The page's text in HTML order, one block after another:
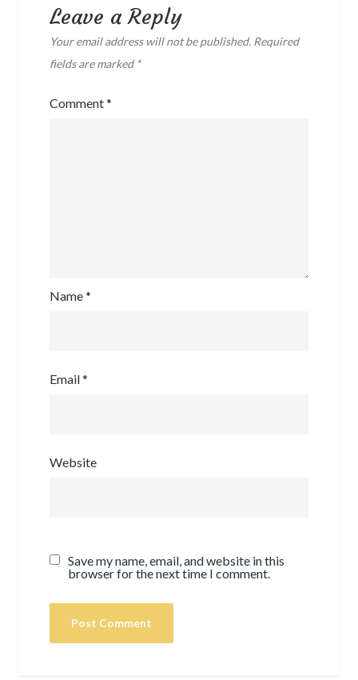
Leave a Reply
Your email address will not be published. Required
fields are marked *
Comment*
Name*
Email*
Website
Save my name, email, and website in this
browser for the next time I comment.